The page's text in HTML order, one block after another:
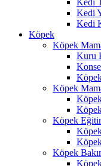
Kedi
Kedi
Kedi
Köpek
Köpek
Kuru
Köpek
Köpek
Köpek